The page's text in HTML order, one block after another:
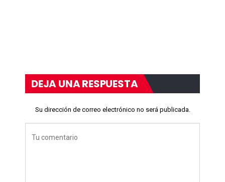
DEJA UNA RESPUESTA
Su dirección de correo electrónico no será publicada.